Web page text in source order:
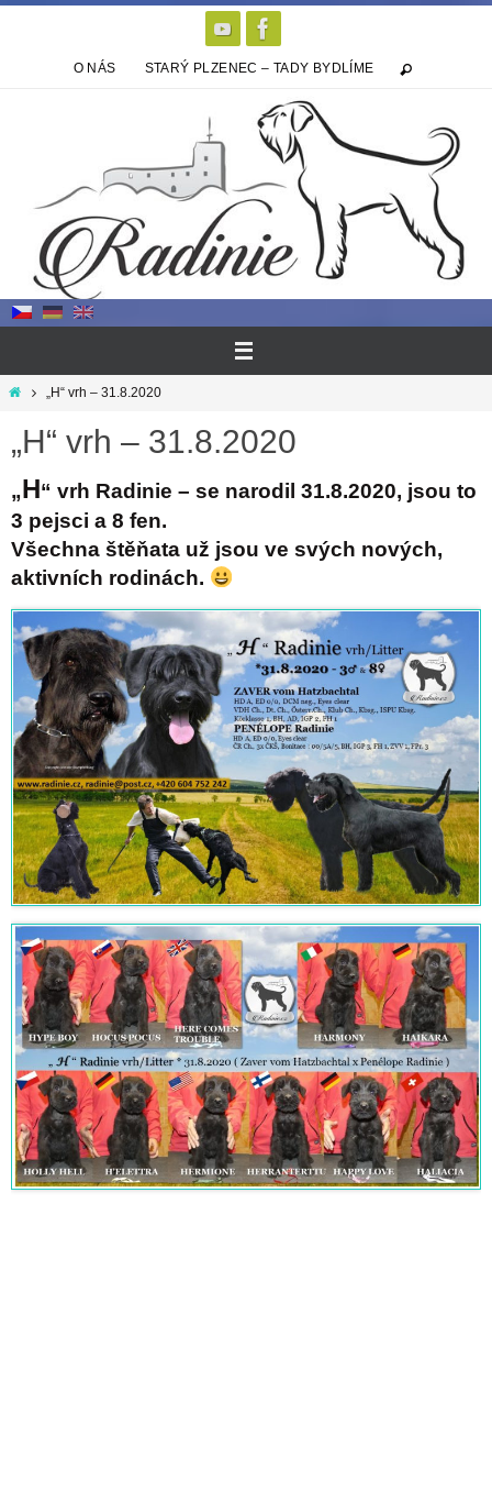
O NÁS STARÝ PLZENEC – TADY BYDLÍME
Home„H“ vrh – 31.8.2020
„H“ vrh – 31.8.2020
„H“ vrh Radinie – se narodil 31.8.2020, jsou to
3 pejsci a 8 fen.
Všechna štěňata už jsou ve svých nových,
aktivních rodinách.